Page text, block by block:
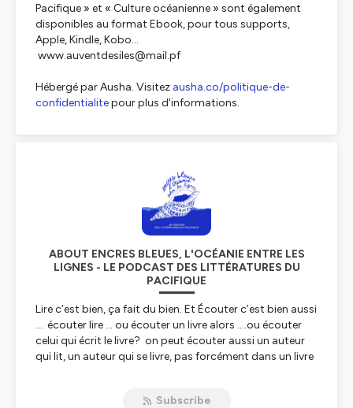
Pacifique » et « Culture océanienne » sont également
disponibles au format Ebook, pour tous supports,
Apple, Kindle, Kobo…
www.auventdesiles@mail.pf
Hébergé par Ausha. Visitez ausha.co/politique-de-
confidentialitepour plus d'informations.
ABOUT ENCRES BLEUES, L'OCÉANIE ENTRE LES
LIGNES - LE PODCAST DES LITTÉRATURES DU
PACIFIQUE
Lire c’est bien, ça fait du bien. Et Écouter c’est bien aussi
… écouter lire … ou écouter un livre alors ….ou écouter
celui qui écrit le livre? on peut écouter aussi un auteur
qui lit, un auteur qui se livre, pas forcément dans un livre
Océanie, cet océan d’île…Subscribe